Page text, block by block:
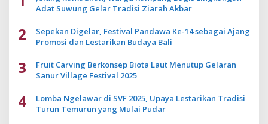
Adat Suwung Gelar Tradisi Ziarah Akbar
2
Sepekan Digelar, Festival Pandawa Ke-14 sebagai Ajang
Promosi dan Lestarikan Budaya Bali
3
Fruit Carving Berkonsep Biota Laut Menutup Gelaran
Sanur Village Festival 2025
4
Lomba Ngelawar di SVF 2025, Upaya Lestarikan Tradisi
Turun Temurun yang Mulai Pudar